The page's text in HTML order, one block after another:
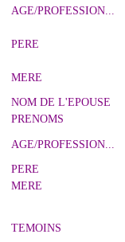
AGE/PROFESSION...
PERE
MERE
NOM DE L'EPOUSE
PRENOMS
AGE/PROFESSION...
PERE
MERE
TEMOINS